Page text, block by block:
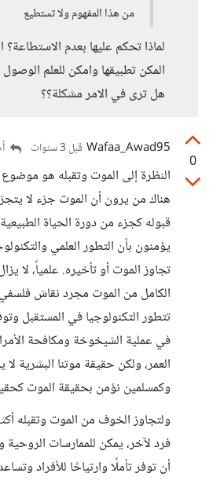
من هذا المفهوم ولا تستطيع
لماذا تحكم عليها بعدم
المكن تطبيقها وامكن للعلم
هل ترى في الامر مشكلة؟؟
0
Wafaa_Awad95 قبل 3 سنوات
النظرة إلى الموت وتقبله هو
هناك من يرون أن الموت جزء لا
قبوله كجزء من دورة الحياة
يؤمنون بأن التطور العلمي
تجاوز الموت أو تأخيره. علمياً، لا
الكامل من الموت مجرد نقاش
تتطور التكنولوجيا في المستقبل
في عملية الشيخوخة ومكافحة
العمر، ولكن حقيقة موتنا البشرية
وكمسلمين نؤمن بحقيقة الموت
ولتجاوز الخوف من الموت وتقبله
فرد لآخر، يمكن للممارسات الروحية
أن توفر تأملًا وارتياحًا للأفراد